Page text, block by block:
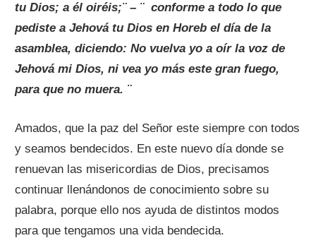
tu Dios; a él oiréis;¨ – ¨ conforme a todo lo que
pediste a Jehová tu Dios en Horeb el día de la
asamblea, diciendo: No vuelva yo a oír la voz de
Jehová mi Dios, ni vea yo más este gran fuego,
para que no muera. ¨
Amados, que la paz del Señor este siempre con todos
y seamos bendecidos. En este nuevo día donde se
renuevan las misericordias de Dios, precisamos
continuar llenándonos de conocimiento sobre su
palabra, porque ello nos ayuda de distintos modos
para que tengamos una vida bendecida.